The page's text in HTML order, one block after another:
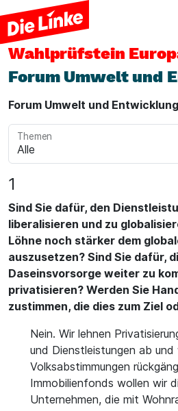
Wahlprüfstein
Forum Umwelt und
Forum Umwelt und Entwicklung
Themen
1
Sind Sie dafür, den
liberalisieren und zu
Löhne noch stärker dem
auszusetzen? Sind Sie dafür,
Daseinsvorsorge weiter zu
privatisieren? Werden Sie
zustimmen, die dies zum Ziel
Nein. Wir lehnen
und Dienstleistungen ab
Volksabstimmungen
Immobilienfonds wollen wir
Unternehmen, die mit